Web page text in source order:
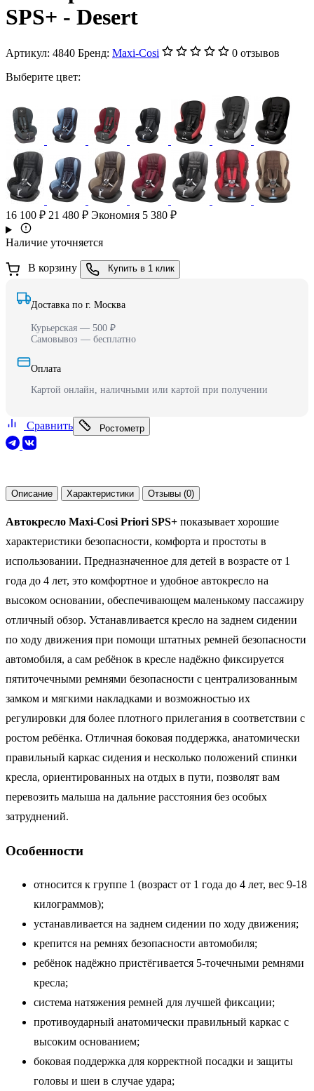
SPS+ - Desert
Артикул: 4840 Бренд: Maxi-Cosi
0 отзывов
Выберите цвет:
16 100 ₽ 21 480 ₽ Экономия 5 380 ₽
Наличие уточняется
В корзину Купить в 1 клик
Доставка по г. Москва
Курьерская — 500 ₽
Самовывоз — бесплатно
Оплата
Картой онлайн, наличными или картой при получении
Сравнить Ростометр
Описание Характеристики Отзывы (0)
Автокресло Maxi-Cosi Priori SPS+ показывает хорошие
характеристики безопасности, комфорта и простоты в
использовании. Предназначенное для детей в возрасте от 1
года до 4 лет, это комфортное и удобное автокресло на
высоком основании, обеспечивающем маленькому пассажиру
отличный обзор. Устанавливается кресло на заднем сидении
по ходу движения при помощи штатных ремней безопасности
автомобиля, а сам ребёнок в кресле надёжно фиксируется
пятиточечными ремнями безопасности с централизованным
замком и мягкими накладками и возможностью их
регулировки для более плотного прилегания в соответствии с
ростом ребёнка. Отличная боковая поддержка, анатомически
правильный каркас сидения и несколько положений спинки
кресла, ориентированных на отдых в пути, позволят вам
перевозить малыша на дальние расстояния без особых
затруднений.
Особенности
относится к группе 1 (возраст от 1 года до 4 лет, вес 9-18
килограммов);
устанавливается на заднем сидении по ходу движения;
крепится на ремнях безопасности автомобиля;
ребёнок надёжно пристёгивается 5-точечными ремнями
кресла;
система натяжения ремней для лучшей фиксации;
противоударный анатомически правильный каркас с
высоким основанием;
боковая поддержка для корректной посадки и защиты
головы и шеи в случае удара;